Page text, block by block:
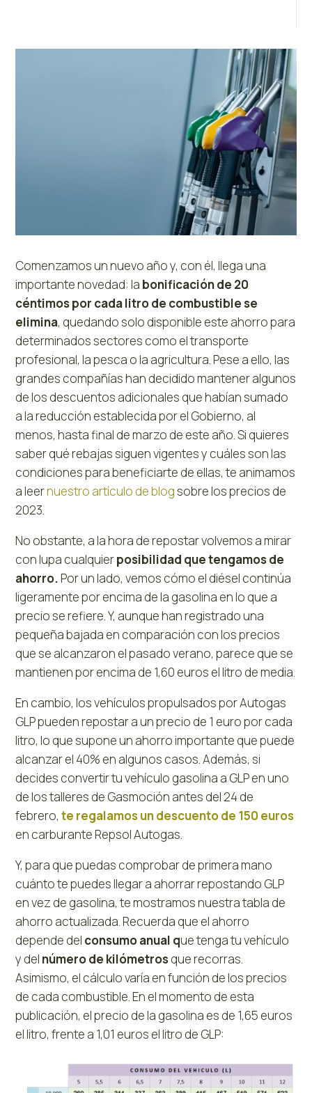
Comenzamos un nuevo año y, con él, llega una
importante novedad: la bonificación de 20
céntimos por cada litro de combustible se
elimina, quedando solo disponible este ahorro para
determinados sectores como el transporte
profesional, la pesca o la agricultura. Pese a ello, las
grandes compañías han decidido mantener algunos
de los descuentos adicionales que habían sumado
a la reducción establecida por el Gobierno, al
menos, hasta final de marzo de este año. Si quieres
saber qué rebajas siguen vigentes y cuáles son las
condiciones para beneficiarte de ellas, te animamos
a leernuestro artículo de blogsobre los precios de
2023.
No obstante, a la hora de repostar volvemos a mirar
con lupa cualquierposibilidad que tengamos de
ahorro.Por un lado, vemos cómo el diésel continúa
ligeramente por encima de la gasolina en lo que a
precio se refiere. Y, aunque han registrado una
pequeña bajada en comparación con los precios
que se alcanzaron el pasado verano, parece que se
mantienen por encima de 1,60 euros el litro de media.
En cambio, los vehículos propulsados por Autogas
GLP pueden repostar a un precio de 1 euro por cada
litro, lo que supone un ahorro importante que puede
alcanzar el 40% en algunos casos. Además, si
decides convertir tu vehículo gasolina a GLP en uno
de los talleres de Gasmoción antes del 24 de
febrero,te regalamos un descuento de 150 euros
en carburante Repsol Autogas.
Y, para que puedas comprobar de primera mano
cuánto te puedes llegar a ahorrar repostando GLP
en vez de gasolina, te mostramos nuestra tabla de
ahorro actualizada. Recuerda que el ahorro
depende del consumo anual que tenga tu vehículo
y del número de kilómetros que recorras.
Asimismo, el cálculo varía en función de los precios
de cada combustible. En el momento de esta
publicación, el precio de la gasolina es de 1,65 euros
el litro, frente a 1,01 euros el litro de GLP: